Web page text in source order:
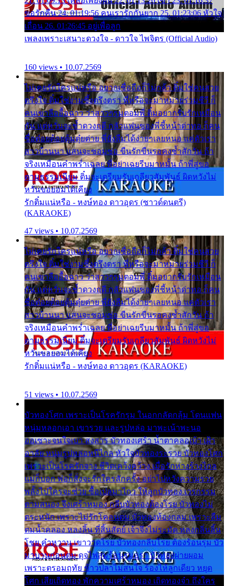
ขอรักคืน 24. 01:19:56 คนเรารักกันยาก 25. 01:23:06 หัวใจ
เถื่อน 26. 01:26:45 อยู่เพื่อลูก
เพลงเพราะเสนาะดวงใจ - ดาวใจ ไพจิตร (Official Audio)
160 views • 10.07.2569
ไม่เคยรักใครแน่หรือ อยากเชื่อถือก็ไม่กล้า ติ๋มใช่คนสวย
ตรึงใจ ติ๋มใช่งามซึ้งตรึงตรา พี่หรือจะมาหมายร่วมชีวี ก็
คนเขาลืออื้อฉาว ว่าสาวๆรุมตอมพี่ ติ๋มอยากรับรักเหมือน
กัน แต่หวั่นจะช้ำดวงฤดี กลัวแฟนของพี่ชี้หน้าด่าทอ ก็คน
ชื่อต๋อยต้อยตุ้มตุ๋ยต่าย พี่ยังลืมได้ง่ายๆเลยหนอ แค่ตัวเรา
สาวบ้านนา แสนจะซอมซ่อ ขืนรักขืนรอคงช้ำสักวัน ถ้า
จริงเหมือนคำพร่ำเฉลย พี่อย่าเฉยรีบมาหมั้น ถ้าพี่สู่ขอ
ตามธรรมเนียม ติ๋มจะเตรียมรับเกลียวสัมพันธ์ ผิดหวังไม่
หวั่นขอยอมได้เคียง
รักติ๋มแน่หรือ - หงษ์ทอง ดาวอุดร (ซาวด์ดนตรี)
(KARAOKE)
47 views • 10.07.2569
ไม่เคยรักใครแน่หรือ อยากเชื่อถือก็ไม่กล้า ติ๋มใช่คนสวย
ตรึงใจ ติ๋มใช่งามซึ้งตรึงตรา พี่หรือจะมาหมายร่วมชีวี ก็
คนเขาลืออื้อฉาว ว่าสาวๆรุมตอมพี่ ติ๋มอยากรับรักเหมือน
กัน แต่หวั่นจะช้ำดวงฤดี กลัวแฟนของพี่ชี้หน้าด่าทอ ก็คน
ชื่อต๋อยต้อยตุ้มตุ๋ยต่าย พี่ยังลืมได้ง่ายๆเลยหนอ แค่ตัวเรา
สาวบ้านนา แสนจะซอมซ่อ ขืนรักขืนรอคงช้ำสักวัน ถ้า
จริงเหมือนคำพร่ำเฉลย พี่อย่าเฉยรีบมาหมั้น ถ้าพี่สู่ขอ
ตามธรรมเนียม ติ๋มจะเตรียมรับเกลียวสัมพันธ์ ผิดหวังไม่
หวั่นขอยอมได้เคียง
รักติ๋มแน่หรือ - หงษ์ทอง ดาวอุดร (KARAOKE)
51 views • 10.07.2569
บัวทองโศก เพราะเป็นโรครักรุม ในอกกลัดกลุ้ม โดนแฟน
หนุ่มหลอกเอา เขารวย และรูปหล่อ มาพะเน้าพะนอ
ออเซาะจนใจเบา สงสาร บัวทองเศร้า น้ำตาคลอเบ้า เฝ้า
อาลัย หนุ่มรูปหล่อหนีไกล หัวใจบัวทองระรวย บัวทองโศก
เพราะเป็นโรครักจาง ชีวิตเคว้งคว้าง เมื่อรักห่างร้างไกล
แม่ก็บอก พ่อก็สั่งจะรักใครสักครั้ง อย่าไปหวังความรวย
พลั้งไปใครจะช่วย ซื้อเปลมาไกว ให้ลูกบัวทอง เวรกรรม
ตามสนอง จึงเศร้าหมอง กลีบบัวทองต้องโรย บัวทองไม่
ตระหนัก เพราะไม่รักโคลนตม บัวทองท้องกลม เพราะลืม
ตมน้ำคลอง หลงลิ้น ที่สิ้นสัตย์ เจ้าจึงไม่ระมัด หลงกลิ่นลิ้น
โชย คำหวาน เขาวาดโรย บัวทองกลีบโรย ต้องร้อนรุม บัว
มาบานก่อนตูม ดุจไฟสุมร้อนรุมอุรา บัวทองผ่ายผอม
เพราะตรอมฤทัย ข้าวปลาไม่สนใจ ร้องไห้ลูกเดียว หยุด
โศก เสียเถิดทอง พักความเศร้าหมอง เถิดทองจ๋า ถึงใคร